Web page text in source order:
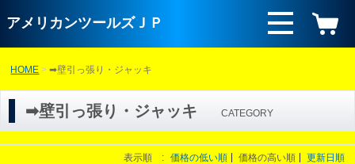
アメリカンツールズＪＰ
HOME ➡壁引っ張り・ジャッキ
➡壁引っ張り・ジャッキ CATEGORY
表示順 : 価格の低い順 価格の高い順 更新日順